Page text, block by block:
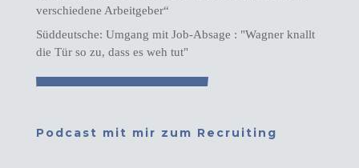
verschiedene Arbeitgeber“
Süddeutsche: Umgang mit Job-Absage : "Wagner knallt
die Tür so zu, dass es weh tut"
Podcast mit mir zum Recruiting